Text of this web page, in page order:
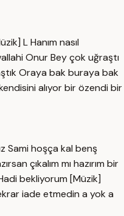
L Hanım nasıl
Onur Bey çok uğraştı
Oraya bak buraya bak
alıyor bir özendi bir
Sami hoşça kal benş
çıkalım mı hazırım bir
bekliyorum [Müzik]
iade etmedin a yok a